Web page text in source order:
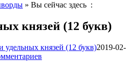
» Вы сейчас здесь :
князей (12 букв)
удельных князей (12 букв)2019-02-